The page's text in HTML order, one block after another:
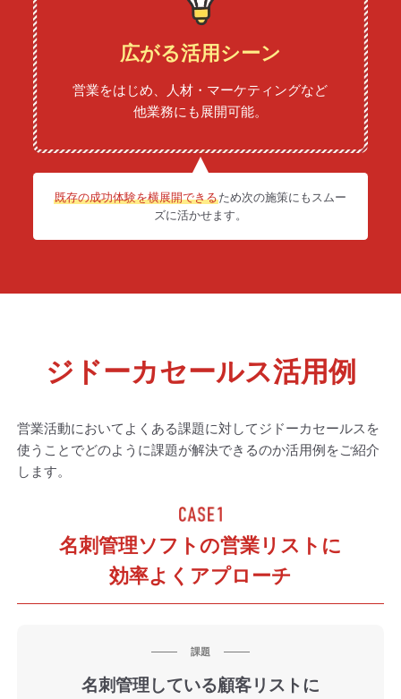
広がる活用シーン
営業をはじめ、人材・マーケティングなど
他業務にも展開可能。
既存の成功体験を横展開できるため次の施策にもスムー
ズに活かせます。
ジドーカセールス活用例
営業活動においてよくある課題に対してジドーカセールスを
使うことでどのように課題が解決できるのか活用例をご紹介
します。
名刺管理ソフトの営業リストに
効率よくアプローチ
課題
名刺管理している顧客リストに